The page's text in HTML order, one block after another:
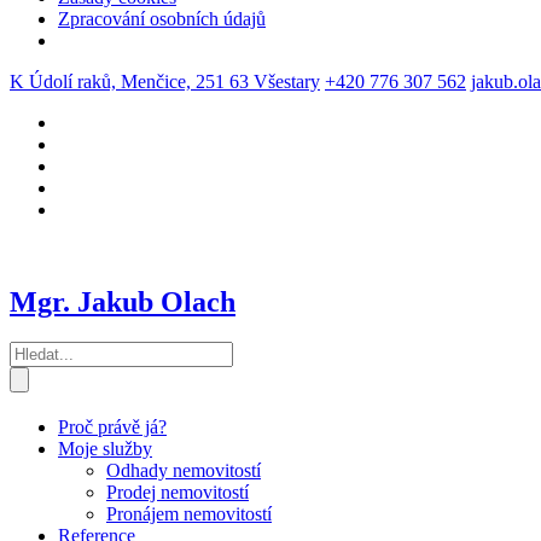
Zpracování osobních údajů
K Údolí raků, Menčice, 251 63 Všestary +420 776 307 562
Mgr. Jakub Olach
Proč právě já?
Moje služby
Odhady nemovitostí
Prodej nemovitostí
Pronájem nemovitostí
Reference